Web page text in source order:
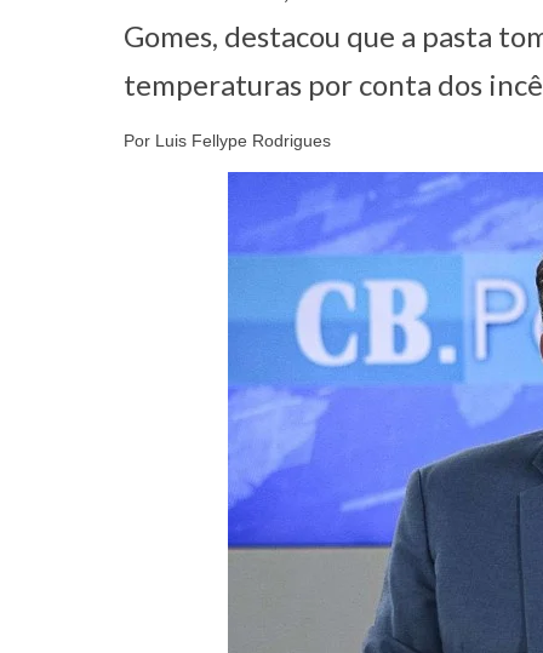
Gomes, destacou que a pasta
temperaturas por conta dos
Por Luis Fellype Rodrigues